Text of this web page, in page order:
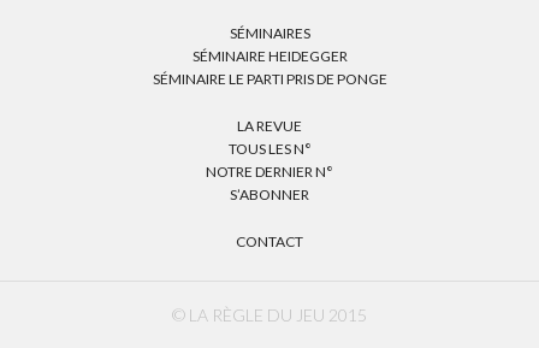
SÉMINAIRES
SÉMINAIRE HEIDEGGER
SÉMINAIRE LE PARTI PRIS DE PONGE
LA REVUE
TOUS LES N°
NOTRE DERNIER N°
S’ABONNER
CONTACT
© LA RÈGLE DU JEU 2015